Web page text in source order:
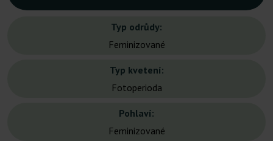
Typ odrůdy:
Feminizované
Typ kvetení:
Fotoperioda
Pohlaví:
Feminizované